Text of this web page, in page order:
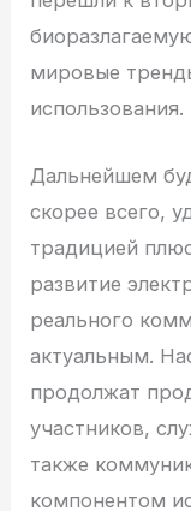
мировые
использования.
Дальнейшем
скорее всего,
традицией
развитие
реального
актуальным.
продолжат
участников,
также
компонентом